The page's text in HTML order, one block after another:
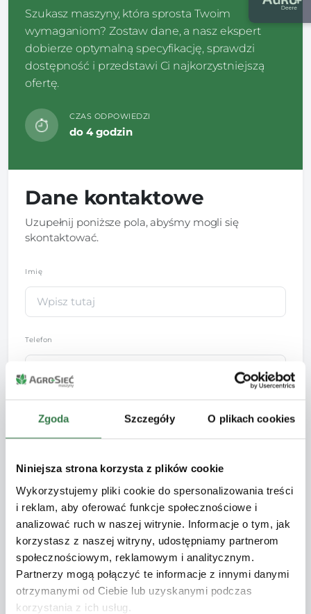
Zgoda Szczegóły O plikach cookies
Niniejsza strona korzysta z plików cookie
Wykorzystujemy pliki cookie do spersonalizowania treści
i reklam, aby oferować funkcje społecznościowe i
analizować ruch w naszej witrynie. Informacje o tym, jak
korzystasz z naszej witryny, udostępniamy partnerom
społecznościowym, reklamowym i analitycznym.
Partnerzy mogą połączyć te informacje z innymi danymi
otrzymanymi od Ciebie lub uzyskanymi podczas
korzystania z ich usług.
Szukasz maszyny, która sprosta Twoim
wymaganiom? Zostaw dane, a nasz ekspert
dobierze optymalną specyfikację, sprawdzi
dostępność i przedstawi Ci najkorzystniejszą
ofertę.
CZAS ODPOWIEDZI
do 4 godzin
Dane kontaktowe
Uzupełnij poniższe pola, abyśmy mogli się
skontaktować.
Imię
Telefon
Kod pocztowy/Powiat
Wiadomość
Twoje dane przetwarzamy zgodnie z